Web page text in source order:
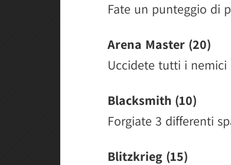
Fate un punteggio di
Arena Master (20)
Uccidete tutti i nemici
Blacksmith (10)
Forgiate 3 differenti
Blitzkrieg (15)